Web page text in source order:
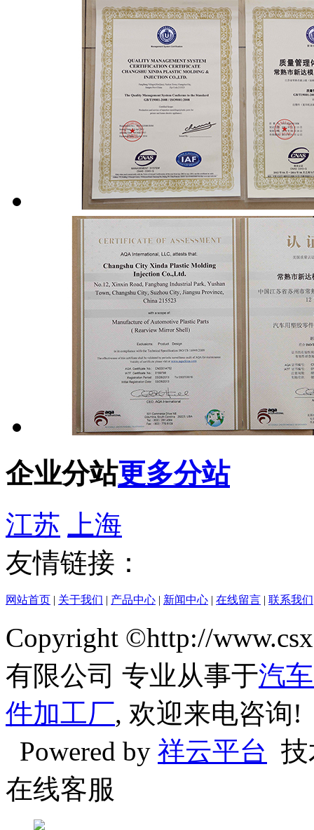
企业分站更多分站
江苏
上海
友情链接：
网站首页 | 关于我们 | 产品中心 | 新闻中心 | 在线留言 | 联系我们
Copyright ©http://
有限公司 专业从事于汽
件加工厂, 欢迎来电咨询!
Powered by 祥云平台
在线客服